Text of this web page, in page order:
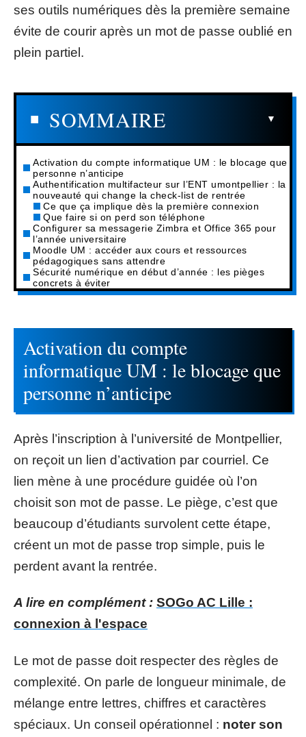
ses outils numériques dès la première semaine
évite de courir après un mot de passe oublié en
plein partiel.
SOMMAIRE
Activation du compte informatique UM : le blocage que
personne n’anticipe
Authentification multifacteur sur l’ENT umontpellier : la
nouveauté qui change la check-list de rentrée
Ce que ça implique dès la première connexion
Que faire si on perd son téléphone
Configurer sa messagerie Zimbra et Office 365 pour
l’année universitaire
Moodle UM : accéder aux cours et ressources
pédagogiques sans attendre
Sécurité numérique en début d’année : les pièges
concrets à éviter
Activation du compte
informatique UM : le blocage que
personne n’anticipe
Après l’inscription à l’université de Montpellier,
on reçoit un lien d’activation par courriel. Ce
lien mène à une procédure guidée où l’on
choisit son mot de passe. Le piège, c’est que
beaucoup d’étudiants survolent cette étape,
créent un mot de passe trop simple, puis le
perdent avant la rentrée.
A lire en complément : SOGo AC Lille :
connexion à l'espace
Le mot de passe doit respecter des règles de
complexité. On parle de longueur minimale, de
mélange entre lettres, chiffres et caractères
spéciaux. Un conseil opérationnel : noter son